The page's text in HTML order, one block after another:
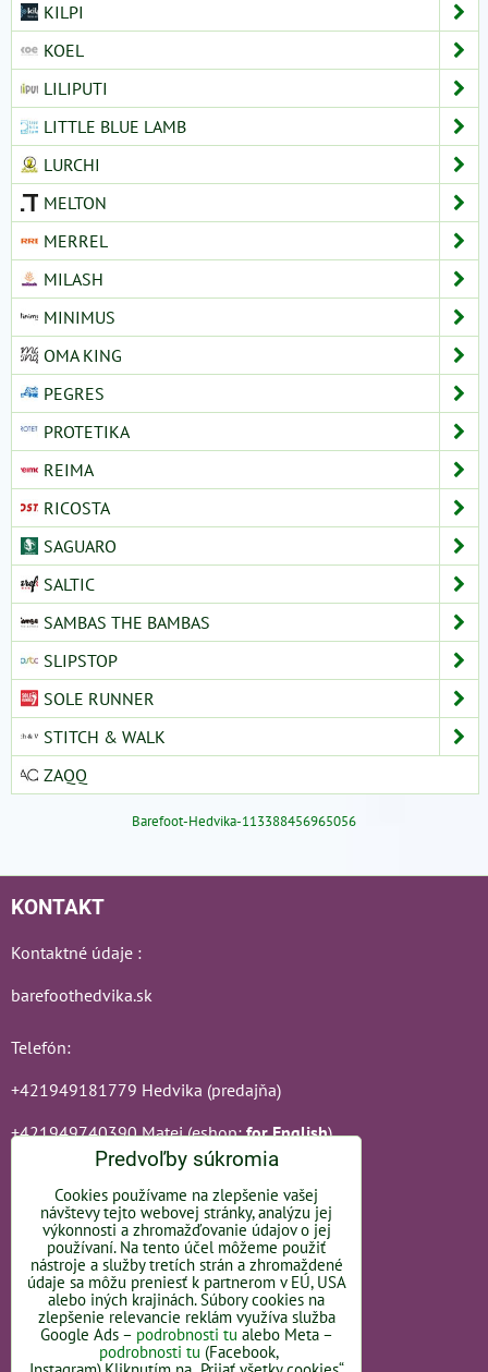
KILPI
KOEL
LILIPUTI
LITTLE BLUE LAMB
LURCHI
MELTON
MERREL
MILASH
MINIMUS
OMA KING
PEGRES
PROTETIKA
REIMA
RICOSTA
SAGUARO
SALTIC
SAMBAS THE BAMBAS
SLIPSTOP
SOLE RUNNER
STITCH & WALK
ZAQQ
Barefoot-Hedvika-113388456965056
KONTAKT
Kontaktné údaje :
barefoothedvika.sk
Telefón:
+421949181779 Hedvika (predajňa)
+421949740390 Matej (eshop;for English)
barefoothedvika@gmail.com
OBJEDNÁVKY
Stav objednávky
ADRESA PREDAJNE:
Predvoľby súkromia
Cookies používame na zlepšenie vašej
návštevy tejto webovej stránky, analýzu jej
výkonnosti a zhromažďovanie údajov o jej
používaní. Na tento účel môžeme použiť
nástroje a služby tretích strán a zhromaždené
údaje sa môžu preniesť k partnerom v EÚ, USA
alebo iných krajinách. Súbory cookies na
zlepšenie relevancie reklám využíva služba
Google Ads – podrobnosti tu alebo Meta –
podrobnosti tu (Facebook,